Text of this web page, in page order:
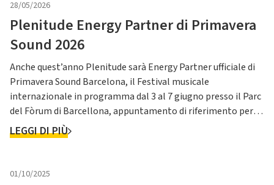
28/05/2026
Plenitude Energy Partner di Primavera
Sound 2026
Anche quest’anno Plenitude sarà Energy Partner ufficiale di
Primavera Sound Barcelona, il Festival musicale
internazionale in programma dal 3 al 7 giugno presso il Parc
del Fòrum di Barcellona, appuntamento di riferimento per
un pubblico globale che richiama artisti di primo piano sui
propri palchi. A segnare l’edizione 2026: Massive Attack, The...
LEGGI DI PIÙ
01/10/2025